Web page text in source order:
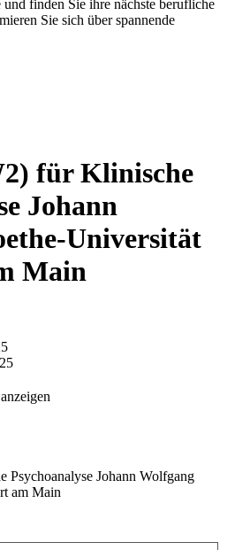
und finden Sie ihre nächste berufliche
Sie sich über spannende
für Klinische
Johann
Universität
Main
Psychoanalyse Johann Wolfgang
am Main